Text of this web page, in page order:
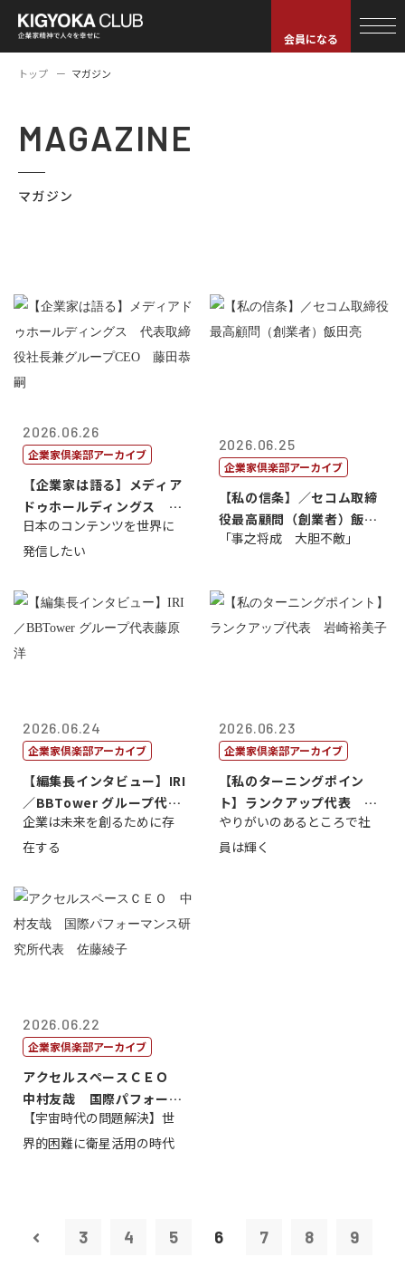
会員になる
トップ マガジン
MAGAZINE
マガジン
2026.06.26
企業家倶楽部アーカイブ
【企業家は語る】メディア
ドゥホールディングス 代
表取締役社長...
日本のコンテンツを世界に
発信したい
2026.06.25
企業家倶楽部アーカイブ
【私の信条】／セコム取締
役最高顧問（創業者）飯田
亮
「事之将成 大胆不敵」
2026.06.24
企業家倶楽部アーカイブ
【編集長インタビュー】IRI
／BBTower グループ代表
藤...
企業は未来を創るために存
在する
2026.06.23
企業家倶楽部アーカイブ
【私のターニングポイン
ト】ランクアップ代表 岩
崎裕美子
やりがいのあるところで社
員は輝く
2026.06.22
企業家倶楽部アーカイブ
アクセルスペースＣＥＯ
中村友哉 国際パフォーマ
ンス研究所代...
【宇宙時代の問題解決】世
界的困難に衛星活用の時代
3 4 5 6 7 8 9